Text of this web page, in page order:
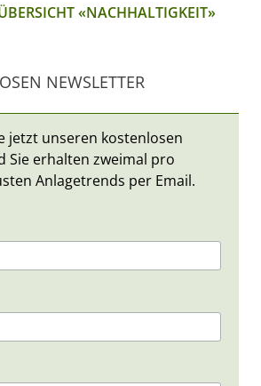
«NACHHALTIGKEIT»
NEWSLETTER
jetzt unseren kostenlosen
Sie erhalten zweimal pro
Anlagetrends per Email.